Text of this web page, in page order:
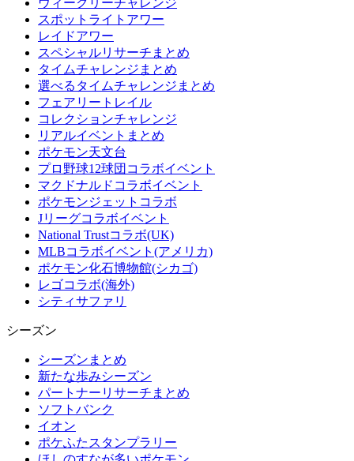
ウィークリーチャレンジ
スポットライトアワー
レイドアワー
スペシャルリサーチまとめ
タイムチャレンジまとめ
選べるタイムチャレンジまとめ
フェアリートレイル
コレクションチャレンジ
リアルイベントまとめ
ポケモン天文台
プロ野球12球団コラボイベント
マクドナルドコラボイベント
ポケモンジェットコラボ
Jリーグコラボイベント
National Trustコラボ(UK)
MLBコラボイベント(アメリカ)
ポケモン化石博物館(シカゴ)
レゴコラボ(海外)
シティサファリ
シーズン
シーズンまとめ
新たな歩みシーズン
パートナーリサーチまとめ
ソフトバンク
イオン
ポケふたスタンプラリー